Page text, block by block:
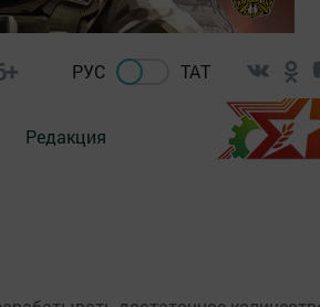
РУС ТАТ
Редакция